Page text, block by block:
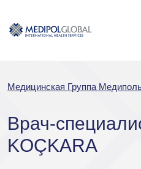
Медицинская Группа
Врач-
KOÇKARA